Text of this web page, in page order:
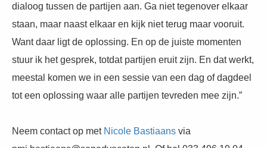
dialoog tussen de partijen aan. Ga niet tegenover elkaar
staan, maar naast elkaar en kijk niet terug maar vooruit.
Want daar ligt de oplossing. En op de juiste momenten
stuur ik het gesprek, totdat partijen eruit zijn. En dat werkt,
meestal komen we in een sessie van een dag of dagdeel
tot een oplossing waar alle partijen tevreden mee zijn.”
Neem contact op met Nicole Bastiaans via